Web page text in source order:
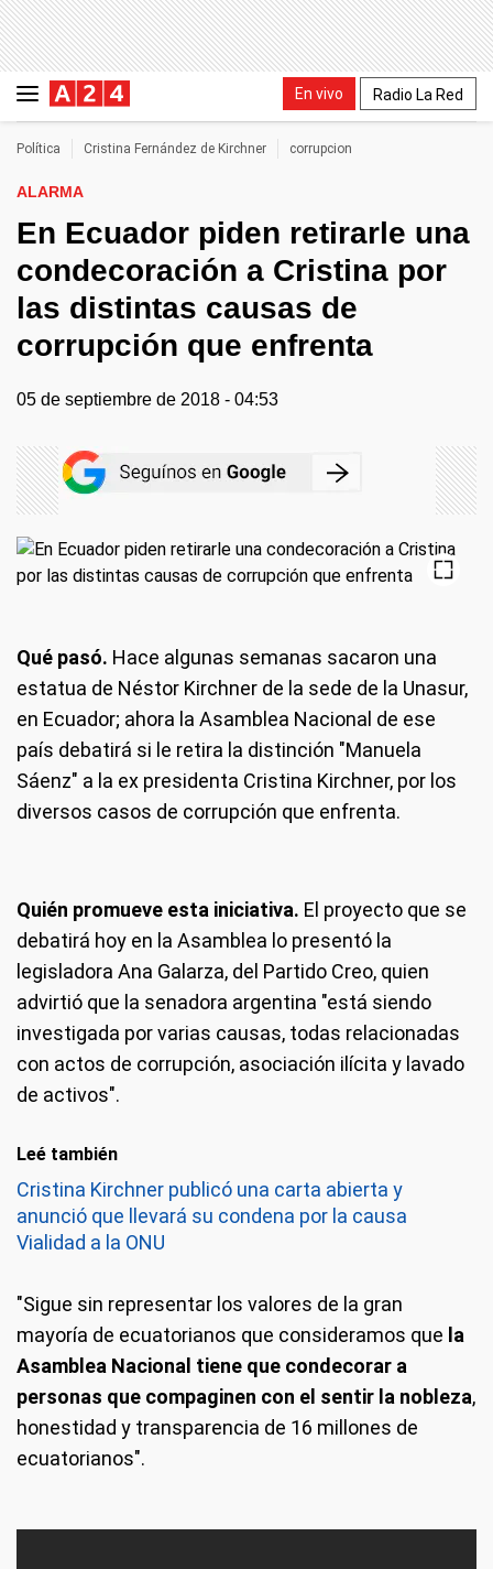
En vivo Radio La Red
Política Cristina Fernández de Kirchner corrupcion
ALARMA
En Ecuador piden retirarle una
condecoración a Cristina por
las distintas causas de
corrupción que enfrenta
05 de septiembre de 2018 - 04:53
Qué pasó. Hace algunas semanas sacaron una
estatua de Néstor Kirchner de la sede de la Unasur,
en Ecuador; ahora la Asamblea Nacional de ese
país debatirá si le retira la distinción "Manuela
Sáenz" a la ex presidenta Cristina Kirchner, por los
diversos casos de corrupción que enfrenta.
Quién promueve esta iniciativa. El proyecto que se
debatirá hoy en la Asamblea lo presentó la
legisladora Ana Galarza, del Partido Creo, quien
advirtió que la senadora argentina "está siendo
investigada por varias causas, todas relacionadas
con actos de corrupción, asociación ilícita y lavado
de activos".
Leé también
Cristina Kirchner publicó una carta abierta y
anunció que llevará su condena por la causa
Vialidad a la ONU
"Sigue sin representar los valores de la gran
mayoría de ecuatorianos que consideramos que la
Asamblea Nacional tiene que condecorar a
personas que compaginen con el sentir la nobleza,
honestidad y transparencia de 16 millones de
ecuatorianos".